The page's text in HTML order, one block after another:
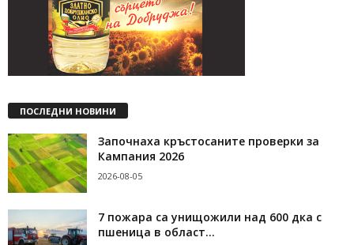
ПОСЛЕДНИ НОВИНИ
Започнаха кръстосаните проверки за
Кампания 2026
2026-08-05
7 пожара са унищожили над 600 дка с
пшеница в област...